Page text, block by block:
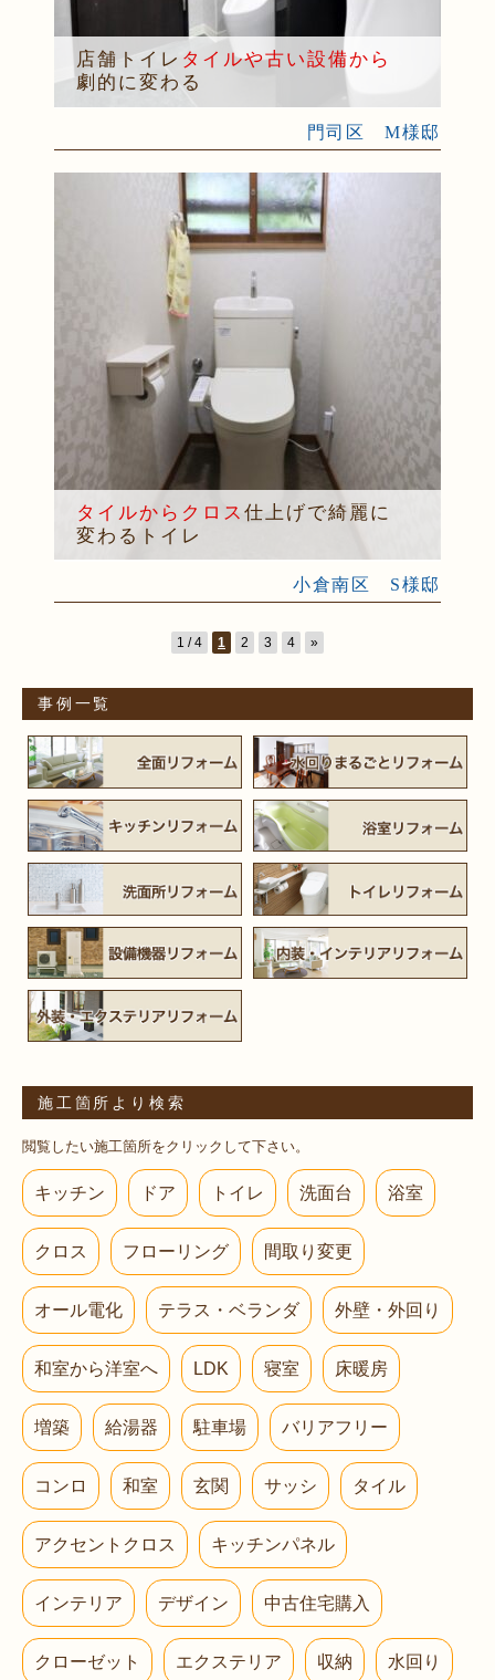
店舗トイレ タイルや古い設備から
劇的に変わる
門司区 M様邸
タイルからクロス 仕上げで綺麗に
変わるトイレ
小倉南区 S様邸
1 / 4 1 2 3 4 »
事例一覧
施工箇所より検索
閲覧したい施工箇所をクリックして下さい。
キッチン ドア トイレ 洗面台 浴室
クロス フローリング 間取り変更
オール電化 テラス・ベランダ 外壁・外回り
和室から洋室へ LDK 寝室 床暖房
増築 給湯器 駐車場 バリアフリー
コンロ 和室 玄関 サッシ タイル
アクセントクロス キッチンパネル
インテリア デザイン 中古住宅購入
クローゼット エクステリア 収納 水回り